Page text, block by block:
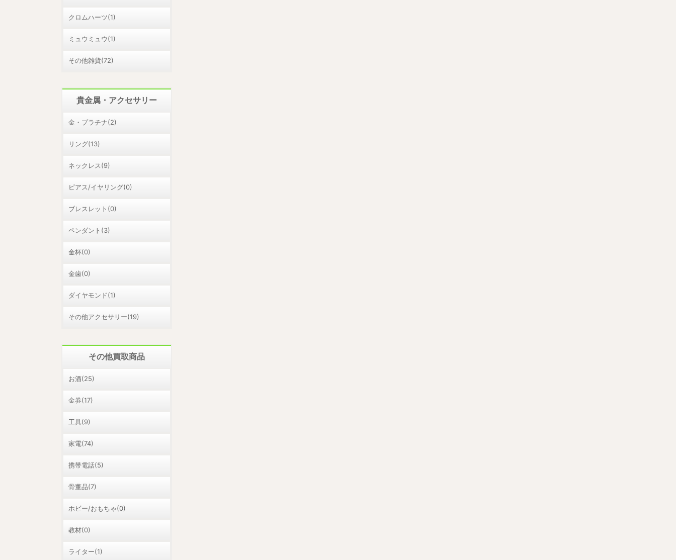
クロムハーツ(1)
ミュウミュウ(1)
その他雑貨(72)
貴金属・アクセサリー
金・プラチナ(2)
リング(13)
ネックレス(9)
ピアス/イヤリング(0)
ブレスレット(0)
ペンダント(3)
金杯(0)
金歯(0)
ダイヤモンド(1)
その他アクセサリー(19)
その他買取商品
お酒(25)
金券(17)
工具(9)
家電(74)
携帯電話(5)
骨董品(7)
ホビー/おもちゃ(0)
教材(0)
ライター(1)